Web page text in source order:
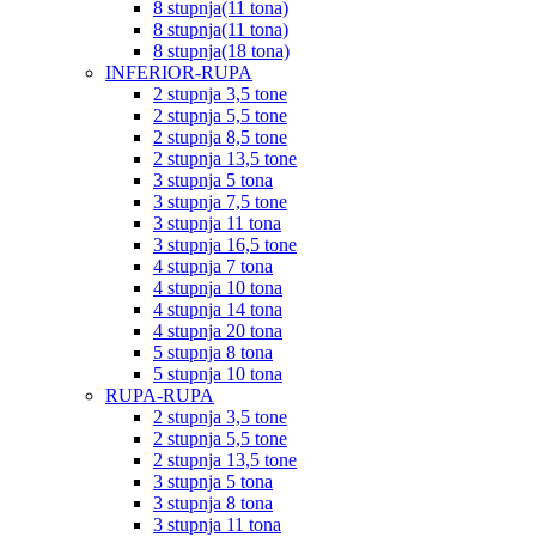
8 stupnja(11 tona)
8 stupnja(11 tona)
8 stupnja(18 tona)
INFERIOR-RUPA
2 stupnja 3,5 tone
2 stupnja 5,5 tone
2 stupnja 8,5 tone
2 stupnja 13,5 tone
3 stupnja 5 tona
3 stupnja 7,5 tone
3 stupnja 11 tona
3 stupnja 16,5 tone
4 stupnja 7 tona
4 stupnja 10 tona
4 stupnja 14 tona
4 stupnja 20 tona
5 stupnja 8 tona
5 stupnja 10 tona
RUPA-RUPA
2 stupnja 3,5 tone
2 stupnja 5,5 tone
2 stupnja 13,5 tone
3 stupnja 5 tona
3 stupnja 8 tona
3 stupnja 11 tona